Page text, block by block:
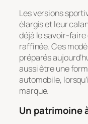
Les versions
élargis et leur
déjà le savoir-faire
raffinée. Ces
préparés
aussi être une
automobile,
marque.
Un patrimoine